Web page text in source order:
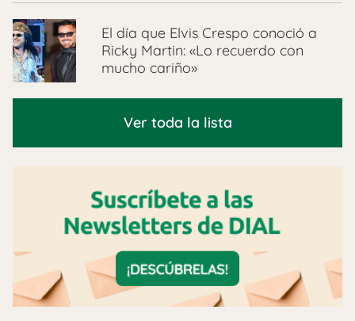
El día que Elvis Crespo conoció a
Ricky Martin: «Lo recuerdo con
mucho cariño»
Ver toda la lista